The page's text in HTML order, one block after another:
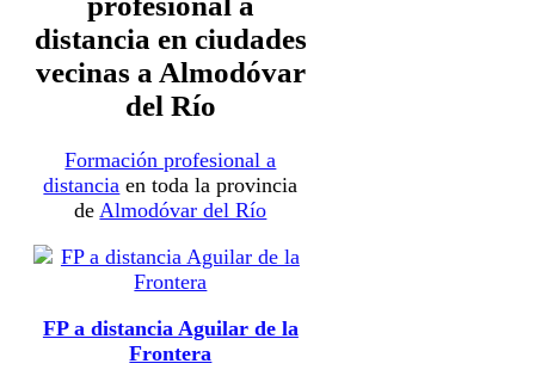
distancia en ciudades
vecinas a Almodóvar
del Río
Formación profesional a
distancia en toda la provincia
de Almodóvar del Río
FP a distancia Aguilar de la
Frontera